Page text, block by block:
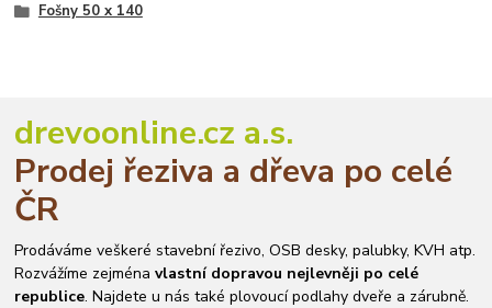
Fošny 50 x 140
drevoonline.cz a.s.
Prodej řeziva a dřeva po celé
ČR
Prodáváme veškeré stavební řezivo, OSB desky, palubky, KVH atp.
Rozvážíme zejménavlastní dopravou nejlevněji po celé
republice. Najdete u nás také plovoucí podlahy dveře a zárubně.